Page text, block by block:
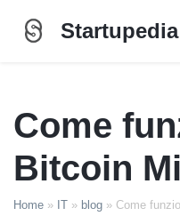
Startupedia
Come
Bitcoin
Home » IT » blog » Come